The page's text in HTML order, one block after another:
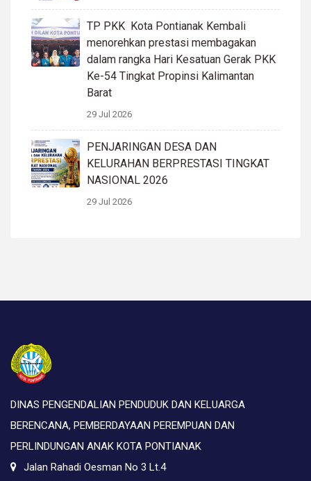
TP PKK Kota Pontianak Kembali
menorehkan prestasi membagakan
dalam rangka Hari Kesatuan Gerak PKK
Ke-54 Tingkat Propinsi Kalimantan
Barat
29 Jul 2026
PENJARINGAN DESA DAN
KELURAHAN BERPRESTASI TINGKAT
NASIONAL 2026
29 Jul 2026
DINAS PENGENDALIAN PENDUDUK DAN KELUARGA
BERENCANA, PEMBERDAYAAN PEREMPUAN DAN
PERLINDUNGAN ANAK KOTA PONTIANAK
Jalan Rahadi Oesman No 3 Lt.4